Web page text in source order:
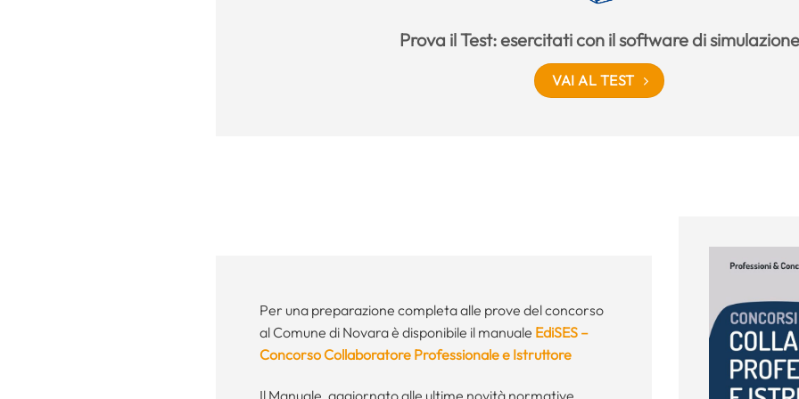
Prova il Test: esercitati con il software di simulazione
VAI AL TEST
Per una preparazione completa alle prove del concorso
al Comune di Novara è disponibile il manuale EdiSES –
Concorso Collaboratore Professionale e Istruttore
Il Manuale, aggiornato alle ultime novità normative,